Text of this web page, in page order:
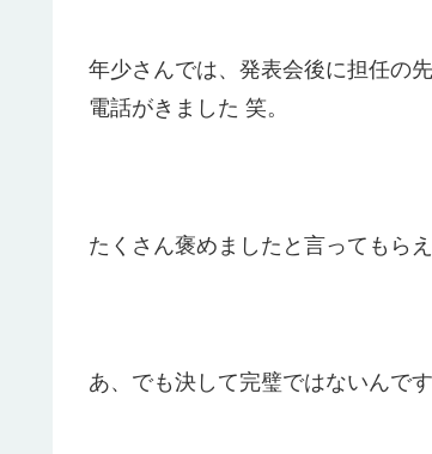
年少さんでは、発表会後に担任の先
電話がきました 笑。
たくさん褒めましたと言ってもらえ
あ、でも決して完璧ではないんで